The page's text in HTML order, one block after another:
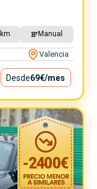
km Manual
Valencia
Desde69€/mes
-2400€